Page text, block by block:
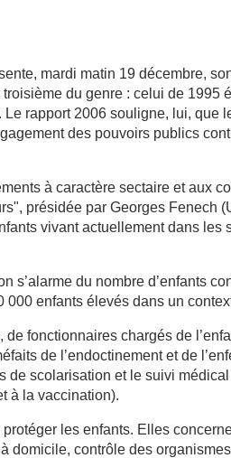
mardi matin 19 décembre,
du genre : celui de 1995
rapport 2006 souligne, lui, que
des pouvoirs publics
à caractère sectaire et aux
présidée par Georges Fenech
vivant actuellement dans les
s’alarme du nombre d’enfants
enfants élevés dans un
fonctionnaires chargés de
de l’endoctinement et de
scolarisation et le suivi médical
à la vaccination).
les enfants. Elles
domicile, contrôle des